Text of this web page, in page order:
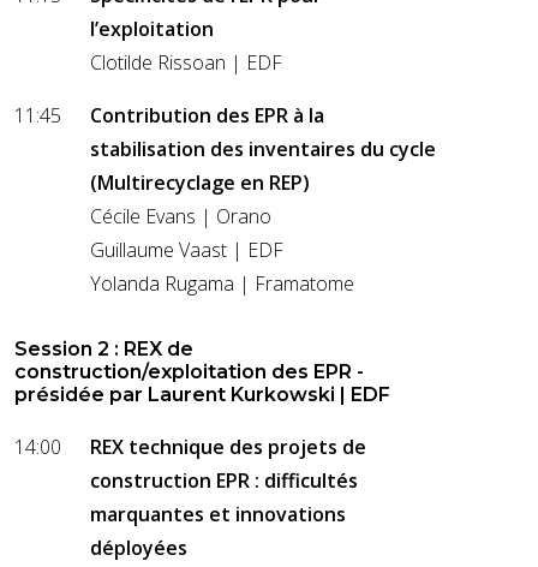
l’exploitation
Clotilde Rissoan | EDF
11:45
Contribution des EPR à la
stabilisation des inventaires du cycle
(Multirecyclage en REP)
Cécile Evans | Orano
Guillaume Vaast | EDF
Yolanda Rugama | Framatome
Session 2 : REX de
construction/exploitation des EPR -
présidée par Laurent Kurkowski | EDF
14:00
REX technique des projets de
construction EPR : difficultés
marquantes et innovations
déployées